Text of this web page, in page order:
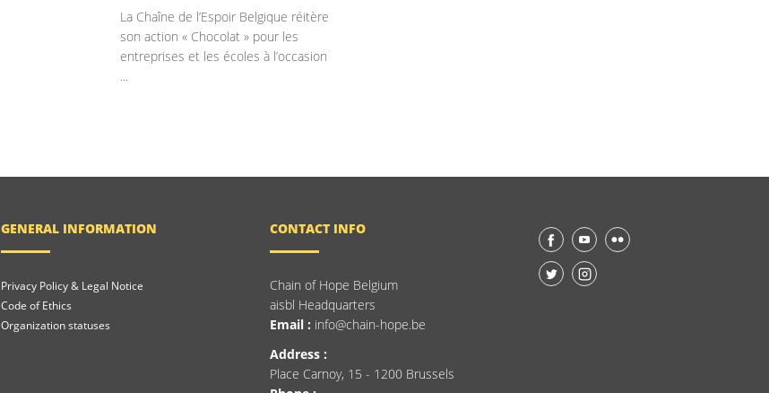
La Chaîne de l’Espoir Belgique réitère
son action « Chocolat » pour les
entreprises et les écoles à l’occasion
...
GENERAL INFORMATION
Privacy Policy & Legal Notice
Code of Ethics
Organization statuses
CONTACT INFO
Chain of Hope Belgium
aisbl Headquarters
Email : info@chain-hope.be
Address :
Place Carnoy, 15 - 1200 Brussels